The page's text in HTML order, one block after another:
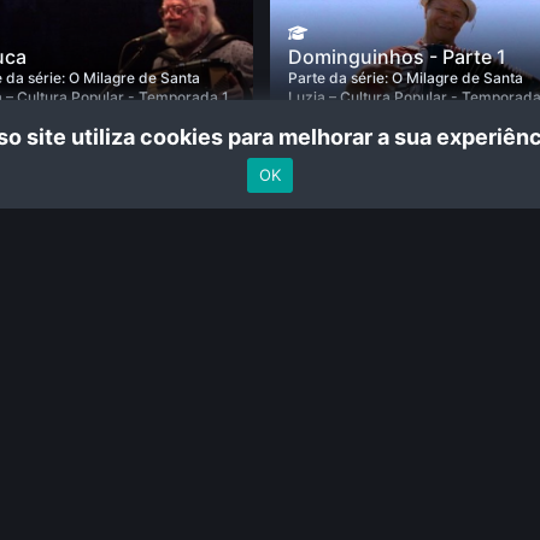
da série:O Milagre de Santa
– Cultura Popular - Temporada 1
• De Sergio Roizenblit•
Dominguinhos - Parte 1
Parte da série:O Milagre de Santa
Luzia – Cultura Popular - Temporada
Documentário• DeSergio Roizenblit
25 min •
site utiliza cookies para melhorar a sua
OK